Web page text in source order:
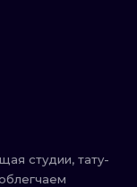
студии, тату-